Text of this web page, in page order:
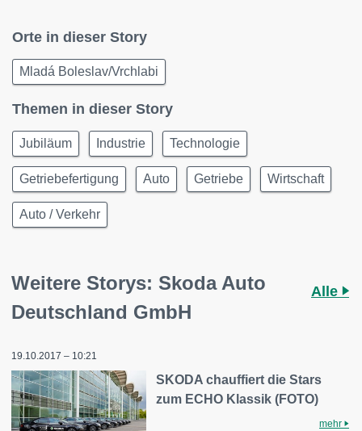
Orte in dieser Story
Mladá Boleslav/Vrchlabi
Themen in dieser Story
Jubiläum Industrie Technologie
Getriebefertigung Auto Getriebe Wirtschaft
Auto / Verkehr
Weitere Storys: Skoda Auto
Deutschland GmbH
Alle
19.10.2017 – 10:21
SKODA chauffiert die Stars
zum ECHO Klassik (FOTO)
mehr